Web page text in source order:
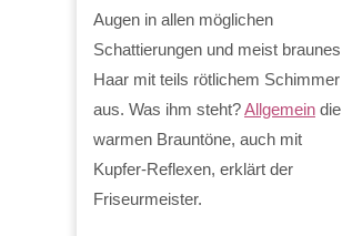
Augen in allen möglichen
Schattierungen und meist braunes
Haar mit teils rötlichem Schimmer
aus. Was ihm steht?Allgemein die
warmen Brauntöne, auch mit
Kupfer-Reflexen, erklärt der
Friseurmeister.